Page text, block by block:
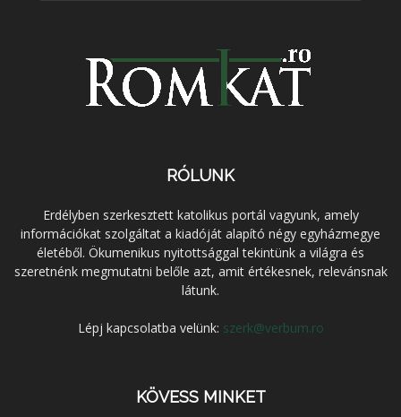
RÓLUNK
Erdélyben szerkesztett katolikus portál vagyunk, amely
információkat szolgáltat a kiadóját alapító négy egyházmegye
életéből. Ökumenikus nyitottsággal tekintünk a világra és
szeretnénk megmutatni belőle azt, amit értékesnek, relevánsnak
látunk.
Lépj kapcsolatba velünk: szerk@verbum.ro
KÖVESS MINKET